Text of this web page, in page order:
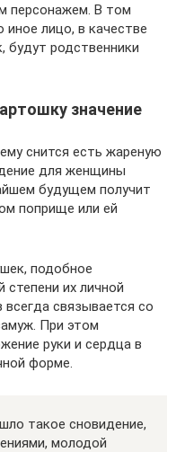
персонажем. В том
иное лицо, в качестве
будут родственники
значение
снится есть жареную
для женщины
будущем получит
поприще или ей
подобное
степени их личной
связывается со
При этом
руки и сердца в
форме.
такое сновидение,
молодой